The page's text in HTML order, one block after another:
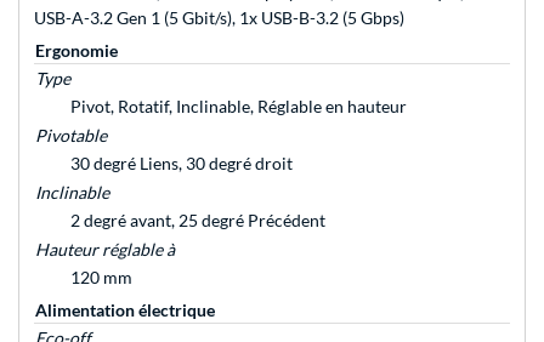
USB-A-3.2 Gen 1 (5 Gbit/s), 1x USB-B-3.2 (5 Gbps)
Ergonomie
Type
Pivot, Rotatif, Inclinable, Réglable en hauteur
Pivotable
30 degré Liens, 30 degré droit
Inclinable
2 degré avant, 25 degré Précédent
Hauteur réglable à
120 mm
Alimentation électrique
Eco-off